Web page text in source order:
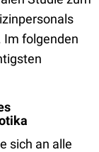
folgenden
sich an alle